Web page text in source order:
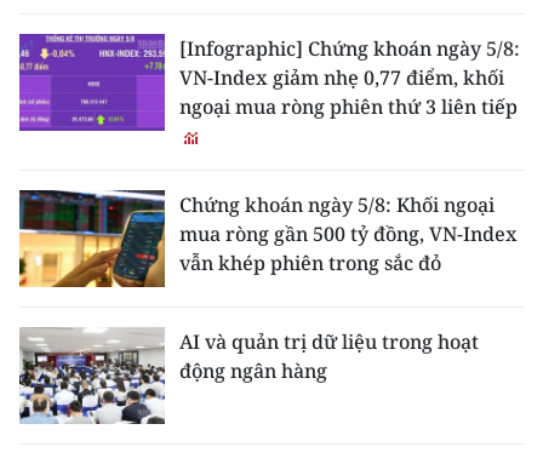
中文
FRANÇAIS
РУССКИЙ
ESPAÑOL
[Infographic] Chứng khoán ngày 5/8:
VN-Index giảm nhẹ 0,77 điểm, khối
ngoại mua ròng phiên thứ 3 liên tiếp
Chứng khoán ngày 5/8: Khối ngoại
mua ròng gần 500 tỷ đồng, VN-Index
vẫn khép phiên trong sắc đỏ
AI và quản trị dữ liệu trong hoạt
động ngân hàng